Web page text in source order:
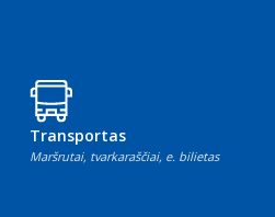
Transportas
Maršrutai, tvarkaraščiai, e. bilietas